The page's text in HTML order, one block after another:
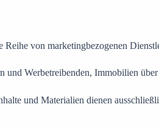
Reihe von marketingbezogenen
und Werbetreibenden, Immobilien
und Materialien dienen